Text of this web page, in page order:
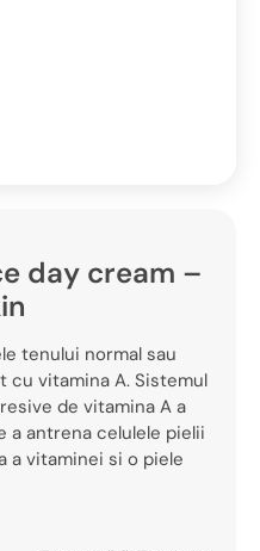
day cream –
tenului normal sau
vitamina A. Sistemul
de vitamina A a
antrena celulele pielii
a vitaminei si o piele